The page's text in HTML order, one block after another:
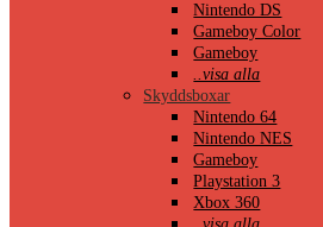
Nintendo DS
Gameboy Color
Gameboy
..visa alla
Skyddsboxar
Nintendo 64
Nintendo NES
Gameboy
Playstation 3
Xbox 360